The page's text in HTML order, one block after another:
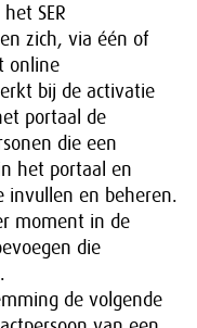
SER
zich, via één of
online
bij de activatie
portaal de
die een
het portaal en
invullen en beheren.
moment in de
die
de volgende